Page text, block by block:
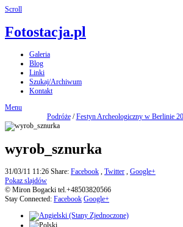
Scroll
Fotostacja.pl
Galeria
Blog
Linki
Szukaj/Archiwum
Kontakt
Menu
Podróże/Festyn Archeologiczny w Berlinie
wyrob_sznurka
31/03/11 11:26 Share: Facebook , Twitter , Google+
Pokaz slajdów
© Miron Bogacki tel.+48503820566
Stay Connected: Facebook Google+